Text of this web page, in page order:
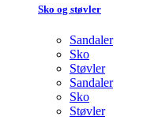
Sko og støvler
Sandaler
Sko
Støvler
Sandaler
Sko
Støvler